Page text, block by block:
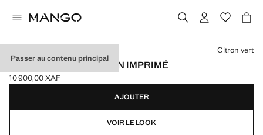
Passer au contenu principal
T-SHIRT BOXY EN COTON IMPRIMÉ
Prix actuel [10 900,00 XAF ]
10 900,00 XAF
Choisissez une couleur
Citron vert
AJOUTER
VOIR LE LOOK